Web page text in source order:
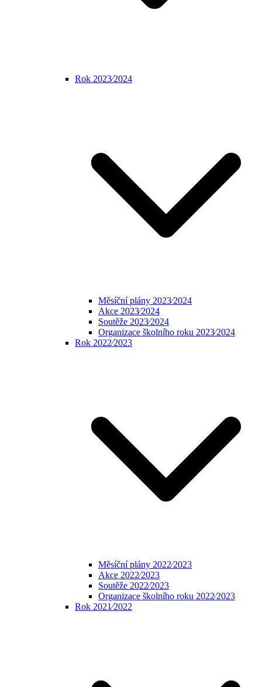
Rok 2023⁄2024
Měsíční plány 2023⁄2024
Akce 2023⁄2024
Soutěže 2023⁄2024
Organizace školního roku 2023⁄2024
Rok 2022⁄2023
Měsíční plány 2022⁄2023
Akce 2022⁄2023
Soutěže 2022⁄2023
Organizace školního roku 2022⁄2023
Rok 2021⁄2022